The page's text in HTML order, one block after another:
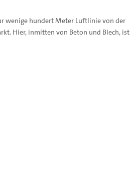
wenige hundert Meter Luftlinie von der
Hier, inmitten von Beton und Blech, ist